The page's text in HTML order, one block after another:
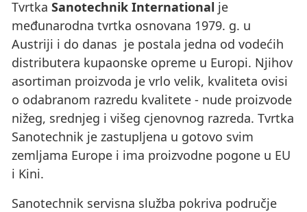
Tvrtka Sanotechnik International je
međunarodna tvrtka osnovana 1979. g. u
Austriji i do danas je postala jedna od vodećih
distributera kupaonske opreme u Europi. Njihov
asortiman proizvoda je vrlo velik, kvaliteta ovisi
o odabranom razredu kvalitete - nude proizvode
nižeg, srednjeg i višeg cjenovnog razreda. Tvrtka
Sanotechnik je zastupljena u gotovo svim
zemljama Europe i ima proizvodne pogone u EU
i Kini.
Sanotechnik servisna služba pokriva područje